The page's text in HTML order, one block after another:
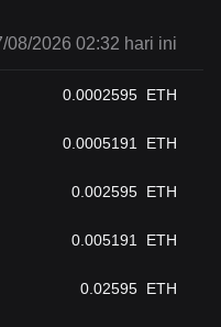
08/2026 02:32 hari ini
0.0002595 ETH
0.0005191 ETH
0.002595 ETH
0.005191 ETH
0.02595 ETH